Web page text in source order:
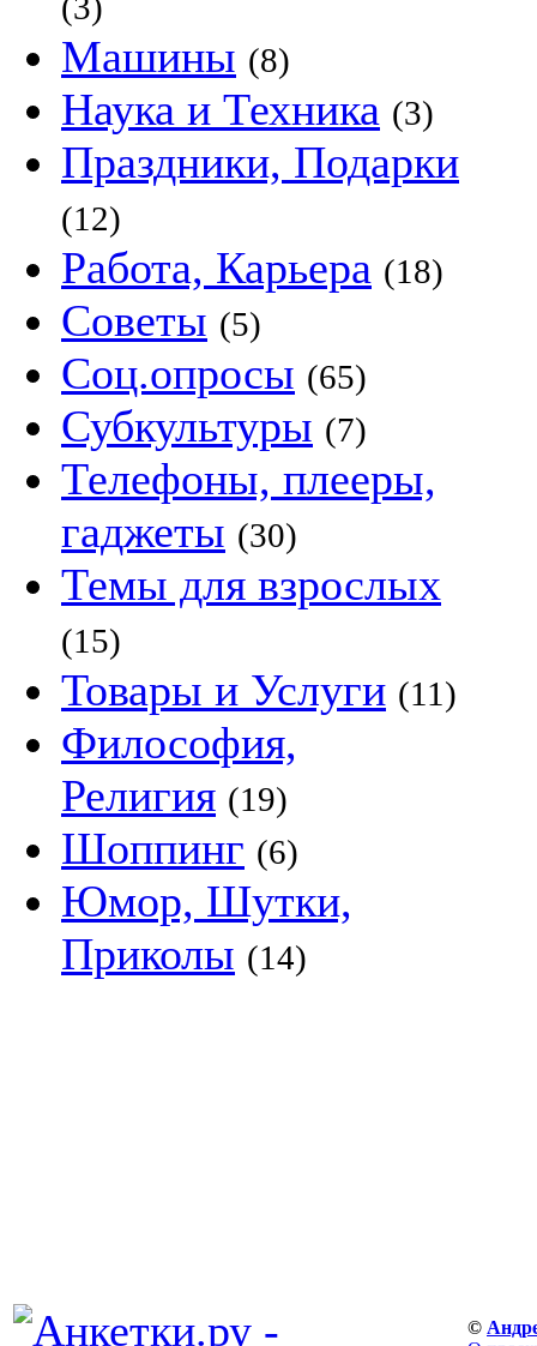
Машины (8)
Наука и Техника (3)
Праздники, Подарки
(12)
Работа, Карьера (18)
Советы (5)
Соц.опросы (65)
Субкультуры (7)
Телефоны, плееры,
гаджеты (30)
Темы для взрослых
(15)
Товары и Услуги (11)
Философия,
Религия (19)
Шоппинг (6)
Юмор, Шутки,
Приколы (14)
©